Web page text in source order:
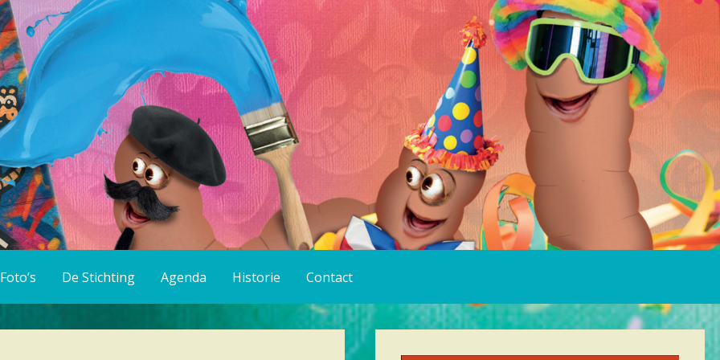
Foto’s De Stichting Agenda Historie Contact